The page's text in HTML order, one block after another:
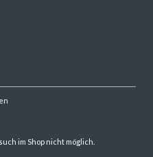
im Shop nicht möglich.